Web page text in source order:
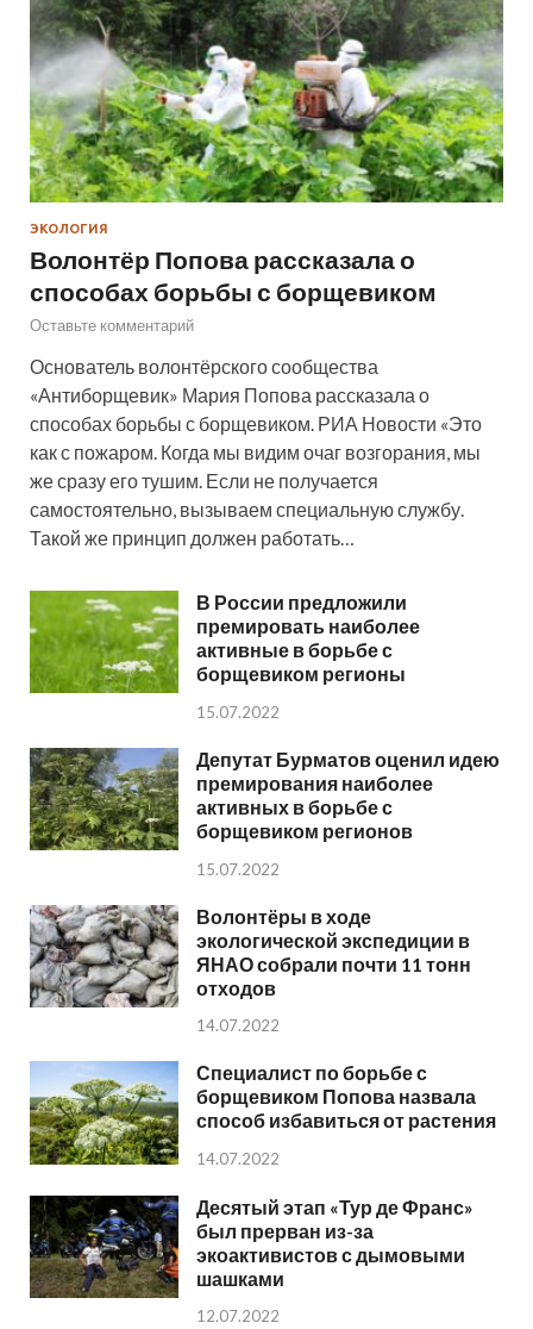
ЭКОЛОГИЯ
Волонтёр Попова рассказала о
способах борьбы с борщевиком
Оставьте комментарий
Основатель волонтёрского сообщества
«Антиборщевик» Мария Попова рассказала о
способах борьбы с борщевиком. РИА Новости «Это
как с пожаром. Когда мы видим очаг возгорания, мы
же сразу его тушим. Если не получается
самостоятельно, вызываем специальную службу.
Такой же принцип должен работать…
В России предложили
премировать наиболее
активные в борьбе с
борщевиком регионы
15.07.2022
Депутат Бурматов оценил идею
премирования наиболее
активных в борьбе с
борщевиком регионов
15.07.2022
Волонтёры в ходе
экологической экспедиции в
ЯНАО собрали почти 11 тонн
отходов
14.07.2022
Специалист по борьбе с
борщевиком Попова назвала
способ избавиться от растения
14.07.2022
Десятый этап «Тур де Франс»
был прерван из-за
экоактивистов с дымовыми
шашками
12.07.2022